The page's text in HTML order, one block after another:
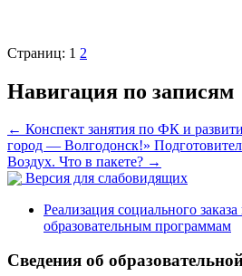
Страниц: 1 2
Навигация по записям
← Конспект занятия по ФК и
город — Волгодонск!»
Воздух. Что в пакете? →
Версия для слабовидящих
Реализация социального
образовательным программам
Сведения об